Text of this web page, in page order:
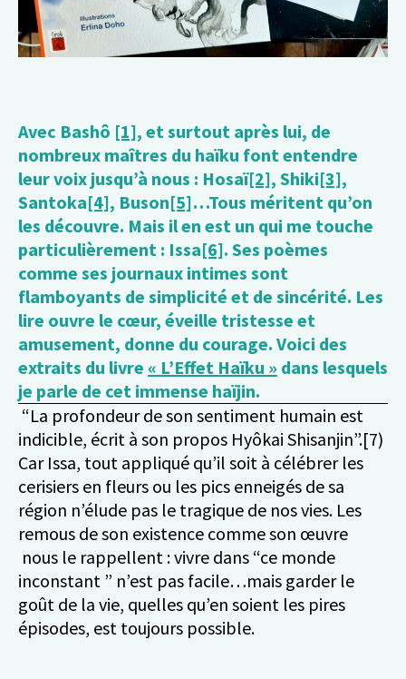
Avec Bashô [1], et surtout après lui, de
nombreux maîtres du haïku font entendre
leur voix jusqu’à nous : Hosaï[2], Shiki[3],
Santoka[4], Buson[5]…Tous méritent qu’on
les découvre. Mais il en est un qui me touche
particulièrement : Issa[6]. Ses poèmes
comme ses journaux intimes sont
flamboyants de simplicité et de sincérité. Les
lire ouvre le cœur, éveille tristesse et
amusement, donne du courage. Voici des
extraits du livre « L’Effet Haïku » dans lesquels
je parle de cet immense haïjin.
“La profondeur de son sentiment humain est
indicible, écrit à son propos Hyôkai Shisanjin”.[7)
Car Issa, tout appliqué qu’il soit à célébrer les
cerisiers en fleurs ou les pics enneigés de sa
région n’élude pas le tragique de nos vies. Les
remous de son existence comme son œuvre
nous le rappellent : vivre dans “ce monde
inconstant ” n’est pas facile…mais garder le
goût de la vie, quelles qu’en soient les pires
épisodes, est toujours possible.